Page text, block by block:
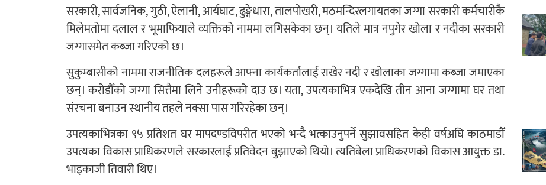
सरकारी, सार्वजनिक, गुठी, ऐलानी, आर्यघाट, ढुङ्गेधारा, तालपोखरी, मठमन्दिरलगायतका जग्गा सरकारी कर्मचारीकै
मिलेमतोमा दलाल र भूमाफियाले व्यक्तिको नाममा लगिसकेका छन्। यतिले मात्र नपुगेर खोला र नदीका सरकारी
जग्गासमेत कब्जा गरिएको छ।
सुकुम्बासीको नाममा राजनीतिक दलहरूले आफ्ना कार्यकर्तालाई राखेर नदी र खोलाका जग्गामा कब्जा जमाएका
छन्। करोडौँको जग्गा सित्तैमा लिने उनीहरूको दाउ छ। यता, उपत्यकाभित्र एकदेखि तीन आना जग्गामा घर तथा
संरचना बनाउन स्थानीय तहले नक्सा पास गरिरहेका छन्।
उपत्यकाभित्रका ९५ प्रतिशत घर मापदण्डविपरीत भएको भन्दै भत्काउनुपर्ने सुझावसहित केही वर्षअघि काठमाडौँ
उपत्यका विकास प्राधिकरणले सरकारलाई प्रतिवेदन बुझाएको थियो। त्यतिबेला प्राधिकरणको विकास आयुक्त डा.
भाइकाजी तिवारी थिए।